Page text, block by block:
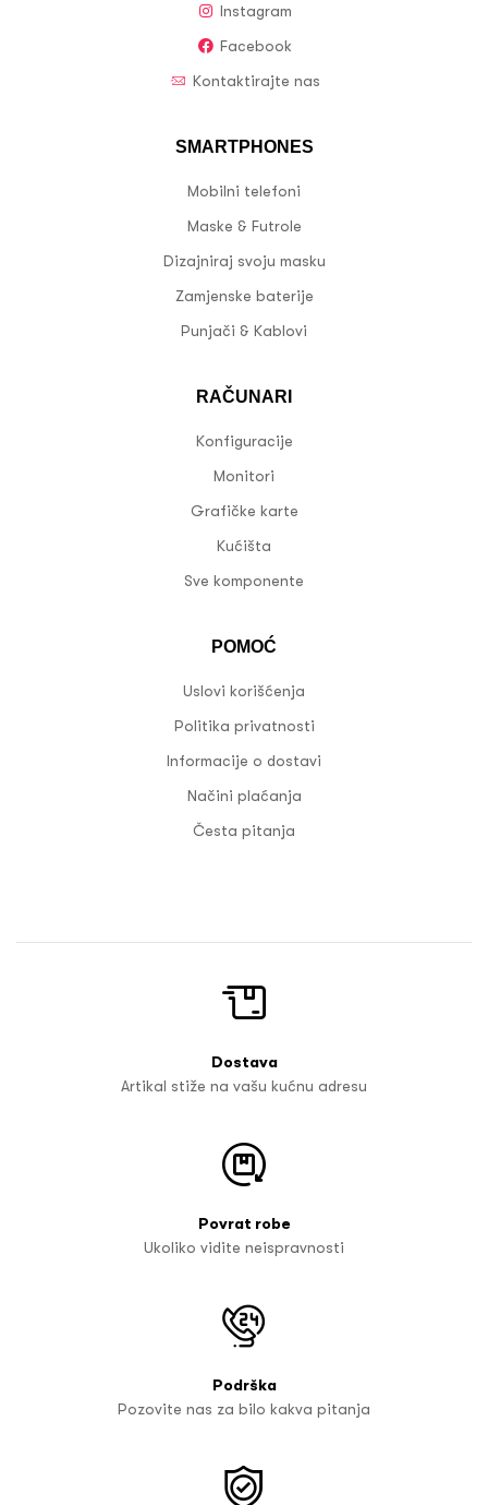
Instagram
Facebook
Kontaktirajte nas
SMARTPHONES
Mobilni telefoni
Maske & Futrole
Dizajniraj svoju masku
Zamjenske baterije
Punjači & Kablovi
RAČUNARI
Konfiguracije
Monitori
Grafičke karte
Kućišta
Sve komponente
POMOĆ
Uslovi korišćenja
Politika privatnosti
Informacije o dostavi
Načini plaćanja
Česta pitanja
Dostava
Artikal stiže na vašu kućnu adresu
Povrat robe
Ukoliko vidite neispravnosti
Podrška
Pozovite nas za bilo kakva pitanja